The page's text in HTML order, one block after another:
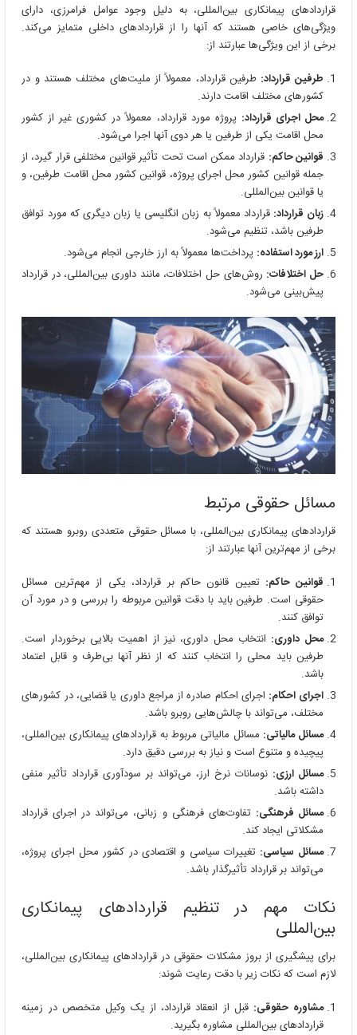
قراردادهای پیمانکاری بین‌المللی، به دلیل وجود عوامل فرامرزی، دارای
ویژگی‌های خاصی هستند که آنها را از قراردادهای داخلی متمایز می‌کند.
برخی از این ویژگی‌ها عبارتند از:
طرفین قرارداد: طرفین قرارداد، معمولاً از ملیت‌های مختلف هستند و در
کشورهای مختلف اقامت دارند.
محل اجرای قرارداد: پروژه مورد قرارداد، معمولاً در کشوری غیر از کشور
محل اقامت یکی از طرفین یا هر دوی آنها اجرا می‌شود.
قوانین حاکم: قرارداد ممکن است تحت تأثیر قوانین مختلفی قرار گیرد، از
جمله قوانین کشور محل اجرای پروژه، قوانین کشور محل اقامت طرفین، و
یا قوانین بین‌المللی.
زبان قرارداد: قرارداد معمولاً به زبان انگلیسی یا زبان دیگری که مورد توافق
طرفین باشد، تنظیم می‌شود.
ارز مورد استفاده: پرداخت‌ها معمولاً به ارز خارجی انجام می‌شود.
حل اختلافات: روش‌های حل اختلافات، مانند داوری بین‌المللی، در قرارداد
پیش‌بینی می‌شود.
مسائل حقوقی مرتبط
قراردادهای پیمانکاری بین‌المللی، با مسائل حقوقی متعددی روبرو هستند که
برخی از مهم‌ترین آنها عبارتند از:
قوانین حاکم: تعیین قانون حاکم بر قرارداد، یکی از مهم‌ترین مسائل
حقوقی است. طرفین باید با دقت قوانین مربوطه را بررسی و در مورد آن
توافق کنند.
محل داوری: انتخاب محل داوری، نیز از اهمیت بالایی برخوردار است.
طرفین باید محلی را انتخاب کنند که از نظر آنها بی‌طرف و قابل اعتماد
باشد.
اجرای احکام: اجرای احکام صادره از مراجع داوری یا قضایی، در کشورهای
مختلف، می‌تواند با چالش‌هایی روبرو باشد.
مسائل مالیاتی: مسائل مالیاتی مربوط به قراردادهای پیمانکاری بین‌المللی،
پیچیده و متنوع است و نیاز به بررسی دقیق دارد.
مسائل ارزی: نوسانات نرخ ارز، می‌تواند بر سودآوری قرارداد تأثیر منفی
داشته باشد.
مسائل فرهنگی: تفاوت‌های فرهنگی و زبانی، می‌تواند در اجرای قرارداد
مشکلاتی ایجاد کند.
مسائل سیاسی: تغییرات سیاسی و اقتصادی در کشور محل اجرای پروژه،
می‌تواند بر قرارداد تأثیرگذار باشد.
نکات مهم در تنظیم قراردادهای پیمانکاری
بین‌المللی
برای پیشگیری از بروز مشکلات حقوقی در قراردادهای پیمانکاری بین‌المللی،
لازم است که نکات زیر با دقت رعایت شوند:
مشاوره حقوقی: قبل از انعقاد قرارداد، از یک وکیل متخصص در زمینه
قراردادهای بین‌المللی مشاوره بگیرید.